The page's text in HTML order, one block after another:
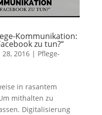
Kommunikation:
zu tun?“
28, 2016| Pflege-
in rasantem
mithalten zu
Digitalisierung